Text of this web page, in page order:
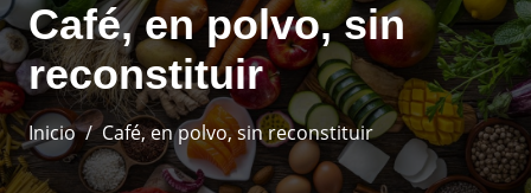
Café, en polvo, sin
reconstituir
Inicio Café, en polvo, sin reconstituir